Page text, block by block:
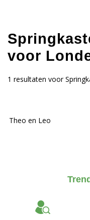
voor
1 resultaten voor
Theo en Leo